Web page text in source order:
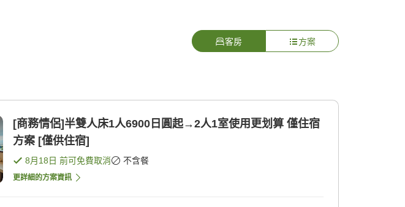
客房 方案
[商務情侶]半雙人床1人6900日圓起→2人1室使用更划算 僅住宿
方案 [僅供住宿]
8月18日 前可免費取消 不含餐
更詳細的方案資訊